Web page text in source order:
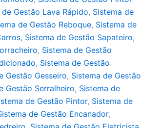
de Gestão Lava Rápido, Sistema de
de Gestão Reboque, Sistema de
, Sistema de Gestão Sapateiro,
, Sistema de Gestão
, Sistema de Gestão
Gestão Gesseiro, Sistema de Gestão
Gestão Serralheiro, Sistema de
de Gestão Pintor, Sistema de
de Gestão Encanador,